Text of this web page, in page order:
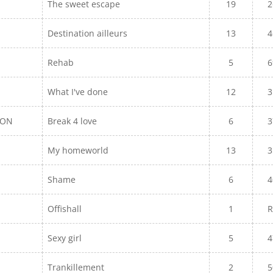
The sweet escape 19
Destination ailleurs 13
Rehab 5
What I've done 12
Break 4 love 6
My homeworld 13
Shame 6
Offishall 1
Sexy girl 5
Trankillement 2